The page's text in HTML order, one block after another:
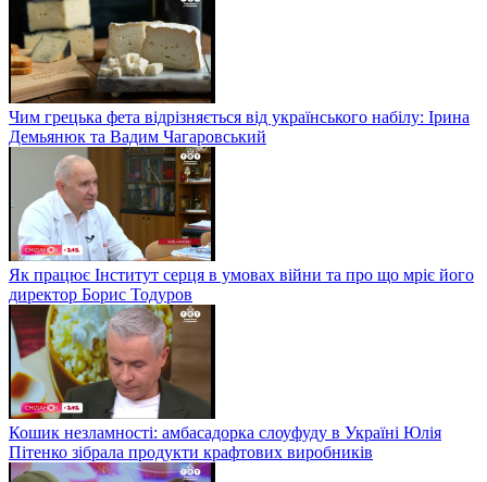
Чим грецька фета відрізняється від українського набілу: Ірина
Демьянюк та Вадим Чагаровський
Як працює Інститут серця в умовах війни та про що мріє його
директор Борис Тодуров
Кошик незламності: амбасадорка слоуфуду в Україні Юлія
Пітенко зібрала продукти крафтових виробників